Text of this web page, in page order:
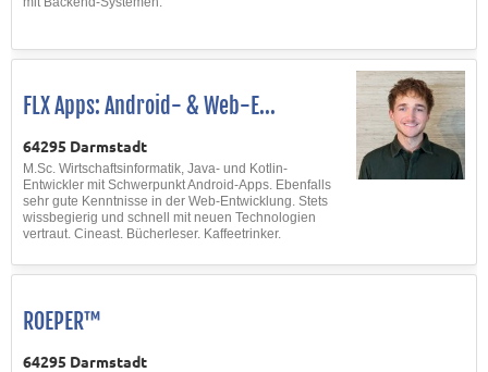
FLX Apps: Android- & Web-E...
64295 Darmstadt
M.Sc. Wirtschaftsinformatik, Java- und Kotlin-
Entwickler mit Schwerpunkt Android-Apps. Ebenfalls
sehr gute Kenntnisse in der Web-Entwicklung. Stets
wissbegierig und schnell mit neuen Technologien
vertraut. Cineast. Bücherleser. Kaffeetrinker.
ROEPER™
64295 Darmstadt